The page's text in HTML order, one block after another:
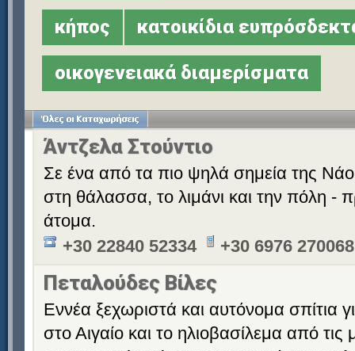
κήπος κατοικίδια
οικογενειακά διαμερίσματα
Άντζελα Στούντιο
Σε ένα από τα πιο ψηλά σημεία της
στη θάλασσα, το λιμάνι και την πόλη -
άτομα.
+30 22840 52334
+30 6976 270068
Πεταλούδες Βίλες
Εννέα ξεχωριστά και αυτόνομα σπίτια
στο Αιγαίο και το ηλιοβασίλεμα από